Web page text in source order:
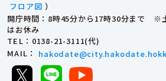
フロア図 ）
開庁時間：8時45分から17時30分まで ※
はお休み
TEL ：0138-21-3111(代)
MAIL ：